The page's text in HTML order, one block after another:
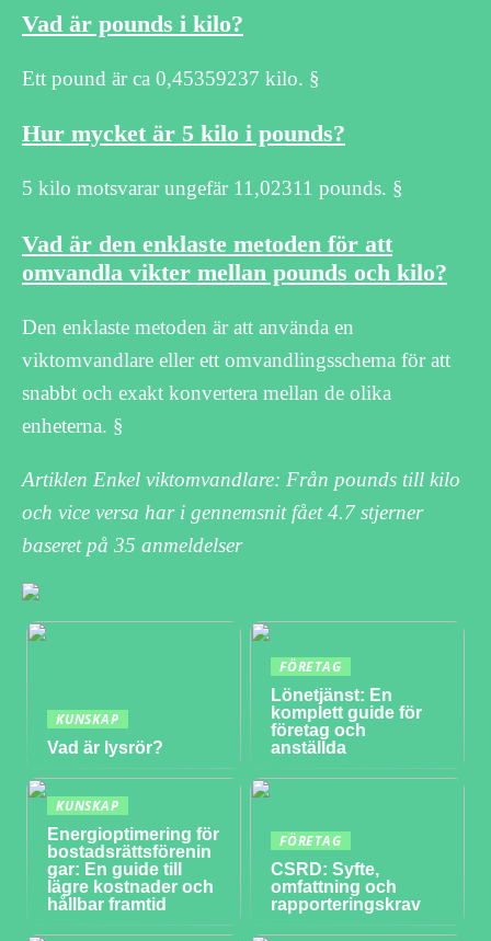
Vad är pounds i kilo?
Ett pound är ca 0,45359237 kilo. §
Hur mycket är 5 kilo i pounds?
5 kilo motsvarar ungefär 11,02311 pounds. §
Vad är den enklaste metoden för att
omvandla vikter mellan pounds och kilo?
Den enklaste metoden är att använda en
viktomvandlare eller ett omvandlingsschema för att
snabbt och exakt konvertera mellan de olika
enheterna. §
Artiklen Enkel viktomvandlare: Från pounds till kilo
och vice versa har i gennemsnit fået4.7 stjerner
baseret på 35 anmeldelser
KUNSKAP
Vad är lysrör?
FÖRETAG
Lönetjänst: En
komplett guide för
företag och
anställda
KUNSKAP
Energioptimering för
bostadsrättsförenin
gar: En guide till
lägre kostnader och
hållbar framtid
FÖRETAG
CSRD: Syfte,
omfattning och
rapporteringskrav